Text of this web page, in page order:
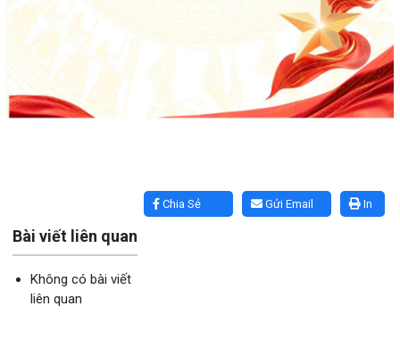
In
Gửi Email
Chia Sẻ
Bài viết liên quan
Không có bài viết
liên quan